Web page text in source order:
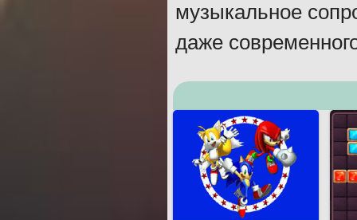
музыкальное
даже